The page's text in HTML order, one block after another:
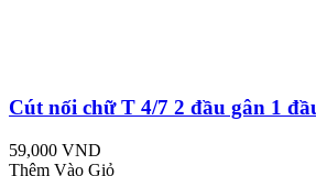
Cút nối chữ T 4/7 2 đầu gân 1
59,000 VND
Thêm Vào Giỏ